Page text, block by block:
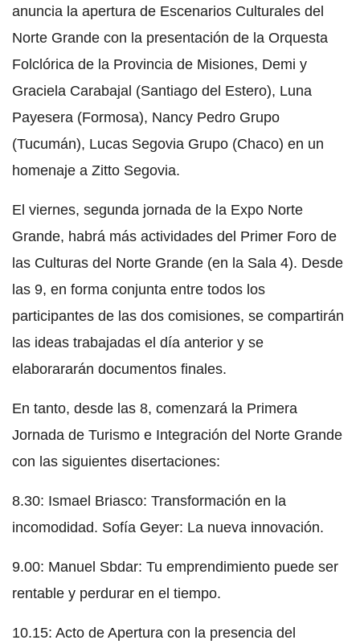
anuncia la apertura de Escenarios Culturales del
Norte Grande con la presentación de la Orquesta
Folclórica de la Provincia de Misiones, Demi y
Graciela Carabajal (Santiago del Estero), Luna
Payesera (Formosa), Nancy Pedro Grupo
(Tucumán), Lucas Segovia Grupo (Chaco) en un
homenaje a Zitto Segovia.
El viernes, segunda jornada de la Expo Norte
Grande, habrá más actividades del Primer Foro de
las Culturas del Norte Grande (en la Sala 4). Desde
las 9, en forma conjunta entre todos los
participantes de las dos comisiones, se compartirán
las ideas trabajadas el día anterior y se
elaborararán documentos finales.
En tanto, desde las 8, comenzará la Primera
Jornada de Turismo e Integración del Norte Grande
con las siguientes disertaciones:
8.30: Ismael Briasco: Transformación en la
incomodidad. Sofía Geyer: La nueva innovación.
9.00: Manuel Sbdar: Tu emprendimiento puede ser
rentable y perdurar en el tiempo.
10.15: Acto de Apertura con la presencia del